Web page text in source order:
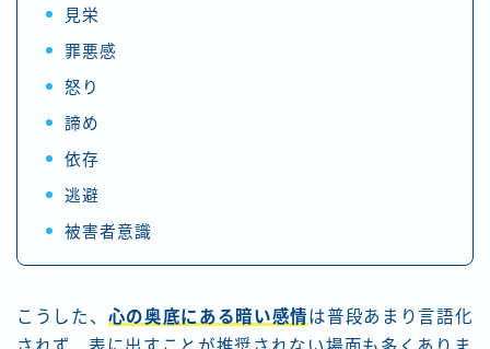
見栄
罪悪感
怒り
諦め
依存
逃避
被害者意識
こうした、 心の奥底にある暗い感情は普段あまり言語化